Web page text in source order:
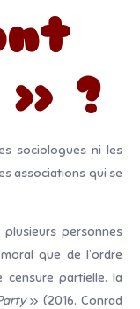
» ?
sociologues ni les
associations qui se
personnes
que de l’ordre
partielle, la
» (2016, Conrad